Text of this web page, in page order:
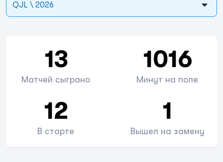
QJL \ 2026
13
Матчей сыграно
1016
Минут на поле
12
В старте
1
Вышел на замену